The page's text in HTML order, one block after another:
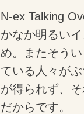
N-ex Talking
かなか明るい
め。またそう
ている人々が
が得られず、
だからです。